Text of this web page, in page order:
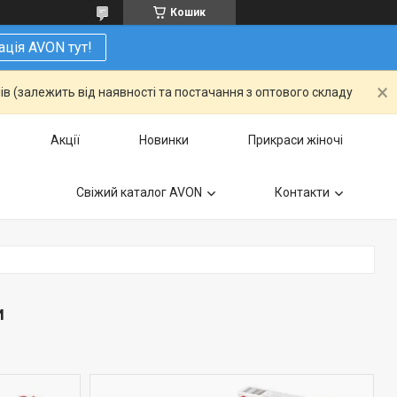
Кошик
AVON тут!
(залежить від наявності та постачання з оптового складу
Акції Новинки Прикраси жіночі
Свіжий каталог AVON Контакти